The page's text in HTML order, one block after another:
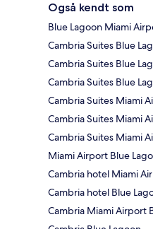
Også kendt som
Blue Lagoon Miami
Cambria Suites Blue
Cambria Suites Blue
Cambria Suites Blue
Cambria Suites Miami
Cambria Suites Miami
Cambria Suites Miami
Miami Airport Blue
Cambria hotel Miami
Cambria hotel Blue
Cambria Miami Airport